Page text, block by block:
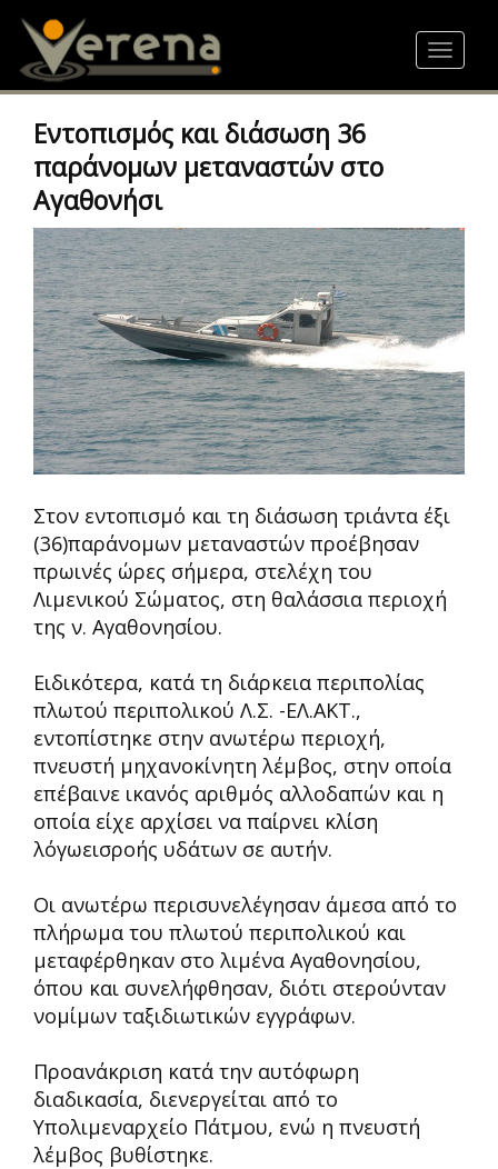
content
Toggle
Εντοπισμός και διάσωση 36
παράνομων μεταναστών στο
Αγαθονήσι
Στον εντοπισμό και τη διάσωση τριάντα έξι
(36)παράνομων μεταναστών προέβησαν
πρωινές ώρες σήμερα, στελέχη του
Λιμενικού Σώματος, στη θαλάσσια περιοχή
της ν. Αγαθονησίου.
Ειδικότερα, κατά τη διάρκεια περιπολίας
πλωτού περιπολικού Λ.Σ. -ΕΛ.ΑΚΤ.,
εντοπίστηκε στην ανωτέρω περιοχή,
πνευστή μηχανοκίνητη λέμβος, στην οποία
επέβαινε ικανός αριθμός αλλοδαπών και η
οποία είχε αρχίσει να παίρνει κλίση
λόγωεισροής υδάτων σε αυτήν.
Οι ανωτέρω περισυνελέγησαν άμεσα από το
πλήρωμα του πλωτού περιπολικού και
μεταφέρθηκαν στο λιμένα Αγαθονησίου,
όπου και συνελήφθησαν, διότι στερούνταν
νομίμων ταξιδιωτικών εγγράφων.
Προανάκριση κατά την αυτόφωρη
διαδικασία, διενεργείται από το
Υπολιμεναρχείο Πάτμου, ενώ η πνευστή
λέμβος βυθίστηκε.